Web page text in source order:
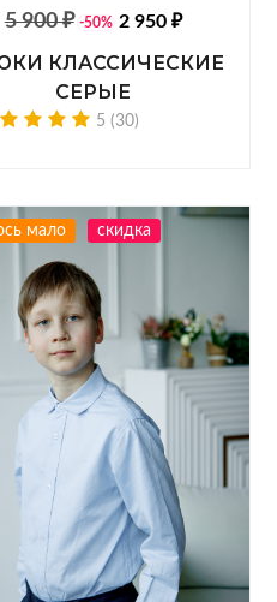
5 900 ₽ -50% 2 950 ₽
КЛАССИЧЕСКИЕ
СЕРЫЕ
5 (30)
мало скидка